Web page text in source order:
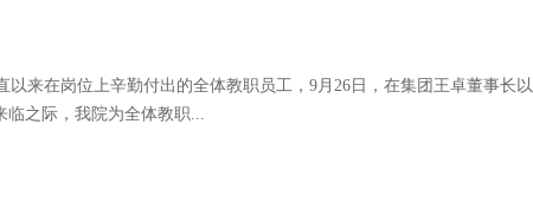
以来在岗位上辛勤付出的全体教职员工，9月26日，在集团王卓董事长以
临之际，我院为全体教职...